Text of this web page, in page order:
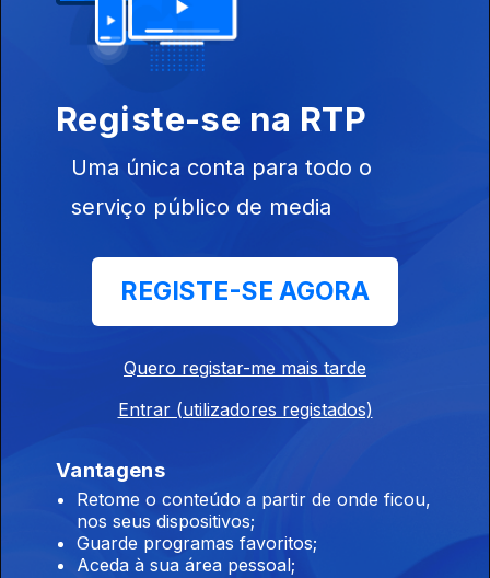
Janela Discreta
Registe-se na RTP
Uma única conta para todo o
serviço público de media
REGISTE-SE AGORA
Quero registar-me mais tarde
Entrar (utilizadores registados)
Vantagens
Retome o conteúdo a partir de onde ficou,
nos seus dispositivos;
Guarde programas favoritos;
Aceda à sua área pessoal;